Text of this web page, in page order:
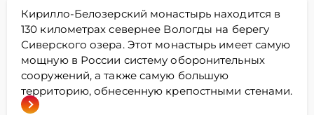
Кирилло-Белозерский монастырь находится в
130 километрах севернее Вологды на берегу
Сиверского озера. Этот монастырь имеет самую
мощную в России систему оборонительных
сооружений, а также самую большую
территорию, обнесенную крепостными стенами.